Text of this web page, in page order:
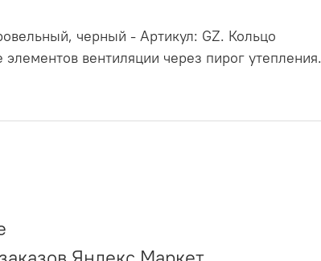
черный - Артикул: GZ. Кольцо
вентиляции через пирог утепления.